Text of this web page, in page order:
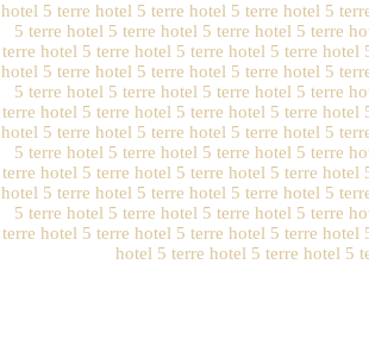
hotel 5 terre hotel 5 terre hotel 5 terre hotel 5
5 terre hotel 5 terre hotel 5 terre hotel 5 terre
terre hotel 5 terre hotel 5 terre hotel 5 terre
hotel 5 terre hotel 5 terre hotel 5 terre hotel 5
5 terre hotel 5 terre hotel 5 terre hotel 5 terre
terre hotel 5 terre hotel 5 terre hotel 5 terre
hotel 5 terre hotel 5 terre hotel 5 terre hotel 5
5 terre hotel 5 terre hotel 5 terre hotel 5 terre
terre hotel 5 terre hotel 5 terre hotel 5 terre
hotel 5 terre hotel 5 terre hotel 5 terre hotel 5
5 terre hotel 5 terre hotel 5 terre hotel 5 terre
terre hotel 5 terre hotel 5 terre hotel 5 terre
hotel 5 terre hotel 5 terre hotel 5